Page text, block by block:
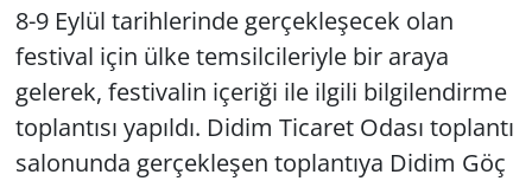
8-9 Eylül tarihlerinde gerçekleşecek olan
festival için ülke temsilcileriyle bir araya
gelerek, festivalin içeriği ile ilgili bilgilendirme
toplantısı yapıldı. Didim Ticaret Odası toplantı
salonunda gerçekleşen toplantıya Didim Göç